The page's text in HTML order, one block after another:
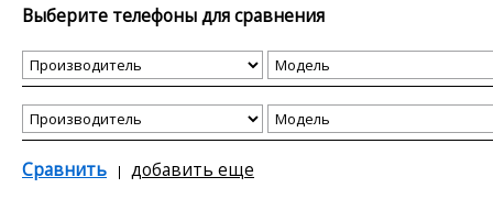
Выберите телефоны для сравнения
Сравнить добавить еще